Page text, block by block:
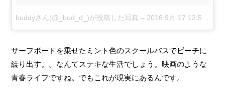
buddyさん(@_bud_d_)が投稿した写真 – 2016 9月 17 12:54午後 PDT
サーフボードを乗せたミント色のスクールバスでビーチに
繰り出す。。なんてステキな生活でしょう。映画のような
青春ライフですね。でもこれが現実にあるんです。